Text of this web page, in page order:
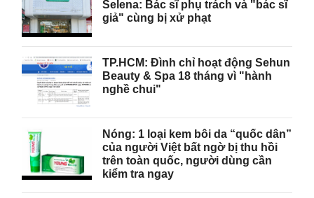
Selena: Bác sĩ phụ trách và "bác sĩ
giả" cùng bị xử phạt
TP.HCM: Đình chỉ hoạt động Sehun
Beauty & Spa 18 tháng vì "hành
nghề chui"
Nóng: 1 loại kem bôi da “quốc dân”
của người Việt bất ngờ bị thu hồi
trên toàn quốc, người dùng cần
kiểm tra ngay